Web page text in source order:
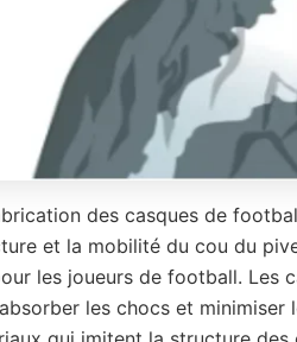
des casques de
et la mobilité du cou du
les joueurs de football. Les
les chocs et minimiser